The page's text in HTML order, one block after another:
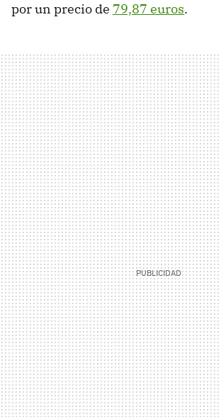
por un precio de 79,87 euros.